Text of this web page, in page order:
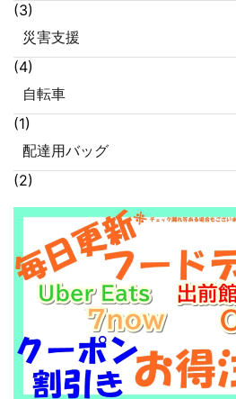
(3)
災害支援
(4)
自転車
(1)
配達用バッグ
(2)